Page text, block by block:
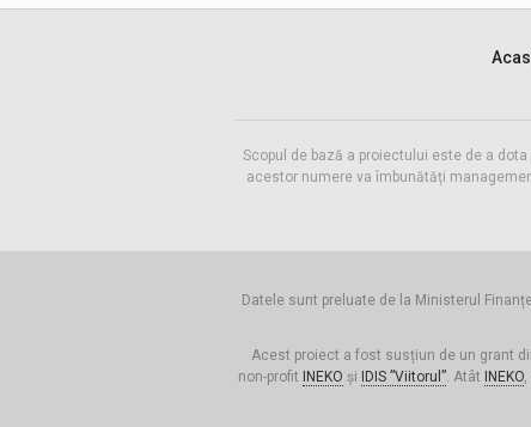
Scopul de bază a proiectului este de a
acestor numere va îmbunătăți
Datele sunt preluate de la Ministerul
Acest proiect a fost susțiun de un grant
non-profit
INEKO și IDIS ”Viitorul”. Atât INEKO,